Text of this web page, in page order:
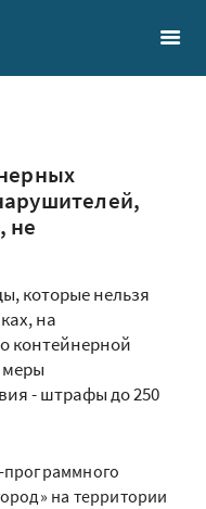
не
которые нельзя
на
контейнерной
меры
- штрафы до 250
программного
на территории